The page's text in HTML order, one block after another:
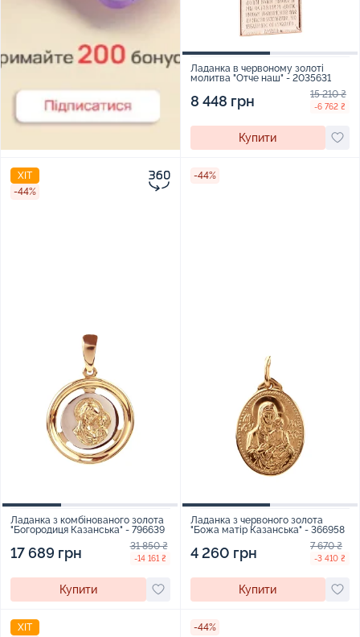
Ладанка в червоному золоті
молитва "Отче наш" - 2035631
8 448 грн 15 210 ₴
-6 762 ₴
Купити
ХІТ
-44%
Ладанка з комбінованого золота
"Богородиця Казанська" - 796639
17 689 грн 31 850 ₴
-14 161 ₴
Купити
-44%
Ладанка з червоного золота
"Божа матір Казанська" - 366958
4 260 грн 7 670 ₴
-3 410 ₴
Купити
ХІТ
-44%